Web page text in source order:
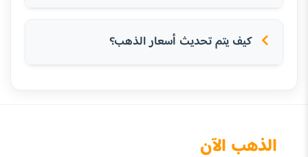
كيف يتم تحديث أسعار الذهب؟
الذهب الآن